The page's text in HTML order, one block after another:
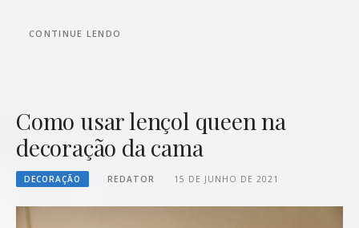
CONTINUE LENDO
Como usar lençol queen na
decoração da cama
DECORAÇÃO REDATOR 15 DE JUNHO DE 2021